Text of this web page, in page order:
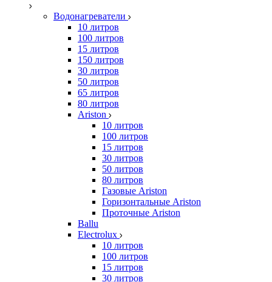
Водонагреватели
10 литров
100 литров
15 литров
150 литров
30 литров
50 литров
65 литров
80 литров
Ariston
10 литров
100 литров
15 литров
30 литров
50 литров
80 литров
Газовые Ariston
Горизонтальные Ariston
Проточные Ariston
Ballu
Electrolux
10 литров
100 литров
15 литров
30 литров